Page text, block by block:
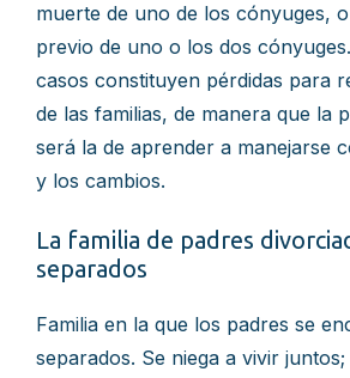
muerte de uno de los cónyuges,
previo de uno o los dos
casos constituyen pérdidas para
de las familias, de manera que la
será la de aprender a manejarse
y los cambios.
La familia de padres
separados
Familia en la que los padres se
separados. Se niega a vivir